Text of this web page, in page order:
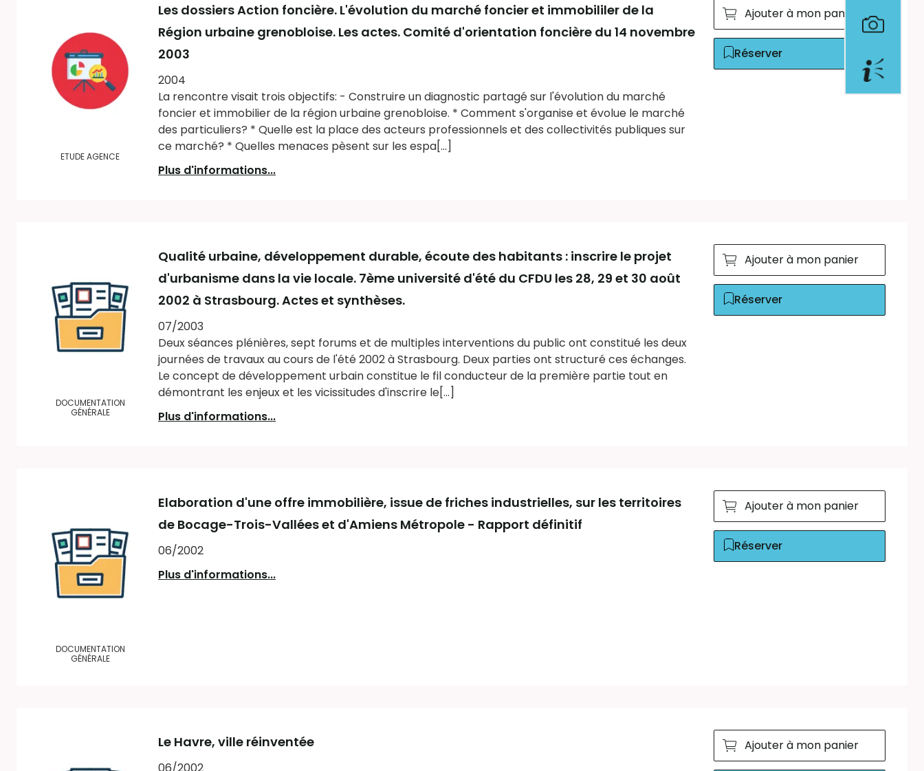
ETUDE AGENCE
Les dossiers Action foncière. L'évolution du marché foncier et immobililer de la
Région urbaine grenobloise. Les actes. Comité d'orientation foncière du 14 novembre
2003
2004
La rencontre visait trois objectifs: - Construire un diagnostic partagé sur l'évolution du marché
foncier et immobilier de la région urbaine grenobloise. * Comment s'organise et évolue le marché
des particuliers? * Quelle est la place des acteurs professionnels et des collectivités publiques sur
ce marché? * Quelles menaces pèsent sur les espa[...]
Plus d'informations...
Ajouter à mon panier
Réserver
DOCUMENTATION
GÉNÉRALE
Qualité urbaine, développement durable, écoute des habitants : inscrire le projet
d'urbanisme dans la vie locale. 7ème université d'été du CFDU les 28, 29 et 30 août
2002 à Strasbourg. Actes et synthèses.
07/2003
Deux séances plénières, sept forums et de multiples interventions du public ont constitué les deux
journées de travaux au cours de l'été 2002 à Strasbourg. Deux parties ont structuré ces échanges.
Le concept de développement urbain constitue le fil conducteur de la première partie tout en
démontrant les enjeux et les vicissitudes d'inscrire le[...]
Plus d'informations...
Ajouter à mon panier
Réserver
DOCUMENTATION
GÉNÉRALE
Elaboration d'une offre immobilière, issue de friches industrielles, sur les territoires
de Bocage-Trois-Vallées et d'Amiens Métropole - Rapport définitif
06/2002
Plus d'informations...
Ajouter à mon panier
Réserver
Le Havre, ville réinventée Ajouter à mon panier